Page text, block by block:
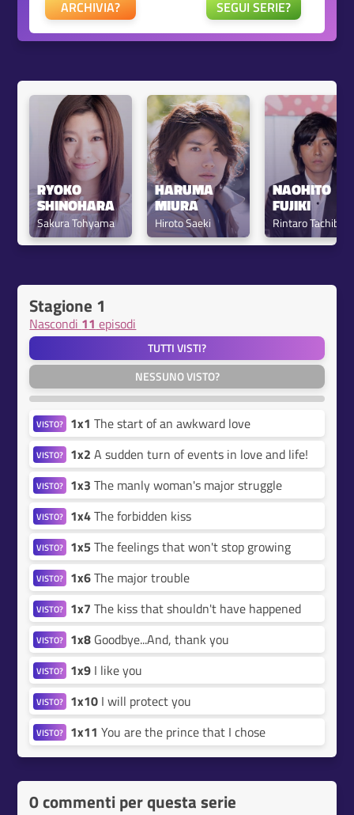
ARCHIVIA?
SEGUI SERIE?
RYOKO
SHINOHARA
Sakura Tohyama
HARUMA
MIURA
Hiroto Saeki
NAOHITO
FUJIKI
Rintaro
Stagione 1
Nascondi 11 episodi
TUTTI VISTI?
NESSUNO VISTO?
VISTO? 1x1 The start of an awkward love
VISTO? 1x2 A sudden turn of events in love and life!
VISTO? 1x3 The manly woman's major struggle
VISTO? 1x4The forbidden kiss
VISTO? 1x5 The feelings that won't stop growing
VISTO? 1x6The major trouble
VISTO? 1x7 The kiss that shouldn't have happened
VISTO? 1x8 Goodbye...And, thank you
VISTO? 1x9 I like you
VISTO? 1x10 I will protect you
VISTO? 1x11 You are the prince that I chose
0 commenti per questa serie